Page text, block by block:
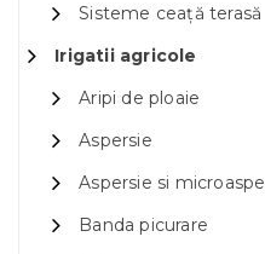
Sisteme ceață terasă
Irigatii agricole
Aripi de ploaie
Aspersie
Aspersie si
Banda picurare